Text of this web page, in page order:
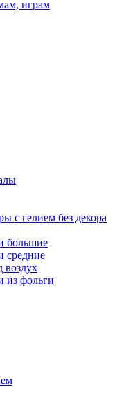
играм
с гелием без декора
большие
средние
фольги